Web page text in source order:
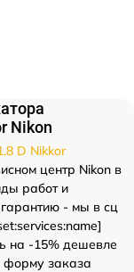
Nikon
D Nikkor
центр Nikon в
работ и
- мы в сц
на -15% дешевле
форму заказа